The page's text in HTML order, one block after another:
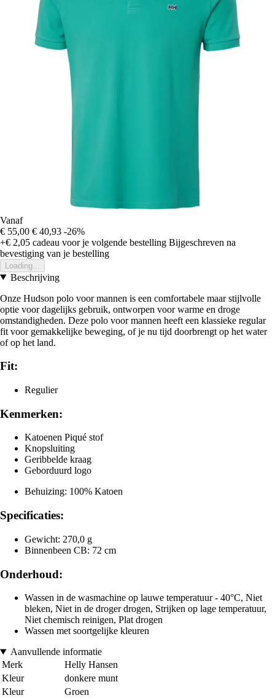
Vanaf
€ 55,00 € 40,93 -26%
+€ 2,05 cadeau voor je volgende bestelling Bijgeschreven na
bevestiging van je bestelling
Loading...
Beschrijving
Onze Hudson polo voor mannen is een comfortabele maar stijlvolle
optie voor dagelijks gebruik, ontworpen voor warme en droge
omstandigheden. Deze polo voor mannen heeft een klassieke regular
fit voor gemakkelijke beweging, of je nu tijd doorbrengt op het water
of op het land.
Fit:
Regulier
Kenmerken:
Katoenen Piqué stof
Knopsluiting
Geribbelde kraag
Geborduurd logo
Behuizing: 100% Katoen
Specificaties:
Gewicht: 270,0 g
Binnenbeen CB: 72 cm
Onderhoud:
Wassen in de wasmachine op lauwe temperatuur - 40°C, Niet
bleken, Niet in de droger drogen, Strijken op lage temperatuur,
Niet chemisch reinigen, Plat drogen
Wassen met soortgelijke kleuren
Aanvullende informatie
Merk
Helly Hansen
Kleur
donkere munt
Kleur
Groen